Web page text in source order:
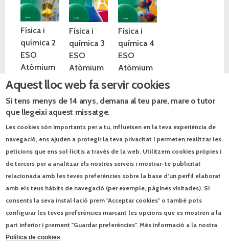
Física i
química 2
ESO
Atòmium
Física i
química 3
ESO
Atòmium
Física i
química 4
ESO
Atòmium
Blog El món a l’aula.
Aquest lloc web fa servir cookies
Si tens menys de 14 anys, demana al teu pare, mare o tutor
que llegeixi aquest missatge.
Les cookies són importants per a tu, influeixen en la teva experiència de
navegació, ens ajuden a protegir la teva privacitat i permeten realitzar les
peticions que ens sol·licitis a través de la web. Utilitzem cookies pròpies i
de tercers per a analitzar els nostres serveis i mostrar-te publicitat
relacionada amb les teves preferències sobre la base d’un perfil elaborat
amb els teus hàbits de navegació (per exemple, pàgines visitades). Si
consents la seva instal·lació prem "Acceptar cookies" o també pots
configurar les teves preferències marcant les opcions que es mostren a la
part inferior i prement "Guardar preferències". Més informació a la nostra
Política de cookies